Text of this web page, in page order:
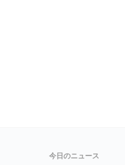
今日のニュース